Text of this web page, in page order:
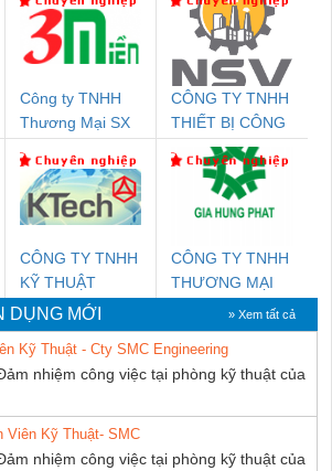
Công ty TNHH
Thương Mại SX
CÔNG TY TNHH
THIẾT BỊ CÔNG
NGHIỆP NIHON
SETSUBI VIỆT
CÔNG TY TNHH
KỸ THUẬT
KTECH VIỆT
NAM
CÔNG TY TNHH
THƯƠNG MẠI
DỊCH VỤ KỸ
THUẬT ĐIỆN CƠ
GIA HƯNG
PHÁT
MỚI » Xem tất cả
Kỹ Thuật - Cty SMC Engineering
nhiệm công việc tại phòng kỹ thuật của
Viên Kỹ Thuật- SMC
nhiệm công việc tại phòng kỹ thuật của